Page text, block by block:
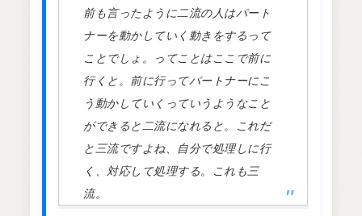
前も言ったように二流の人はパート
ナーを動かしていく動きをするって
ことでしょ。ってことはここで前に
行くと。前に行ってパートナーにこ
う動かしていくっていうようなこと
ができると二流になれると。これだ
と三流ですよね、自分で処理しに行
く、対応して処理する。これも三
流。